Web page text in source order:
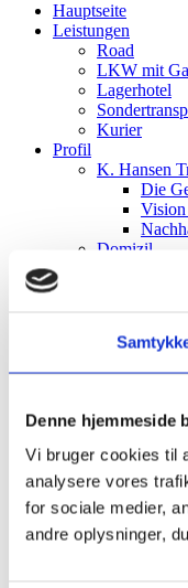
Denne hjemmeside
Vi bruger cookies til
analysere vores
for sociale medier,
andre oplysninger,
Hauptseite
Leistungen
Road
LKW mit
Lagerhotel
Kurier
Profil
K. Hansen
Die
Domizil
Der
Galerie &
Logo
Profil-
Buchung/Support